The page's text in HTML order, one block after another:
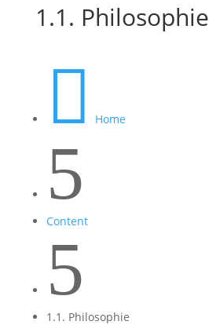
1.1. Philosophie
 Home
5
Content
5
1.1. Philosophie